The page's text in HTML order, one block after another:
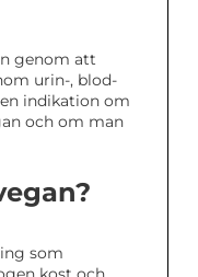
genom att
urin-, blod-
indikation om
och om man
som